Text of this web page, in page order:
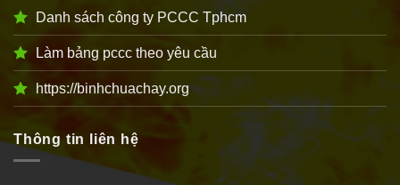
Danh sách công ty PCCC Tphcm
Làm bảng pccc theo yêu cầu
https://binhchuachay.org
Thông tin liên hệ